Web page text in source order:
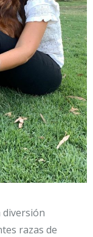
diversión
razas de